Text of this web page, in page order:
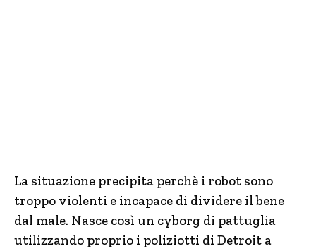
La situazione precipita perchè i robot sono
troppo violenti e incapace di dividere il bene
dal male. Nasce così un cyborg di pattuglia
utilizzando proprio i poliziotti di Detroit a